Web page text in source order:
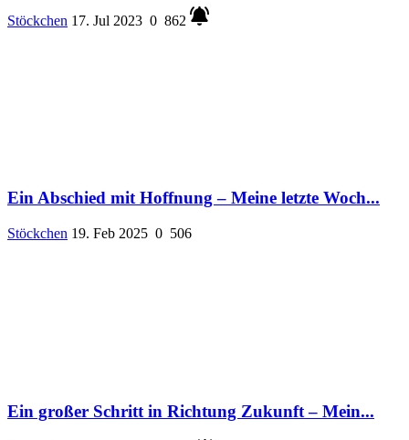
Stöckchen 17. Jul 2023 0 862
Ein Abschied mit Hoffnung – Meine letzte Woch...
Stöckchen 19. Feb 2025 0 506
Ein großer Schritt in Richtung Zukunft – Mein...